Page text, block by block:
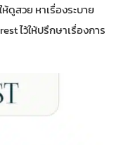
สวย หาเรื่องระบาย
ไว้ให้ปรึกษาเรื่องการ